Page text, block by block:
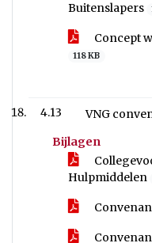
Buitenslapers
Concept
118 KB
4.13
VNG
Bijlagen
Hulpmiddelen